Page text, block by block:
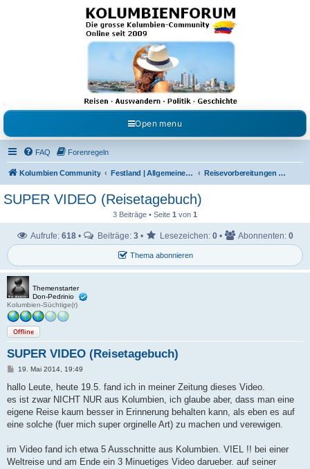
Kolumbienforum - Das
grosse Forum der
Freunde Kolumbiens
Reisen, Auswandern, Kultur, Politik, Geschichte und Visum in Kolumbien und Venezuela.
Austausch, Erfahrungen und Gemeinschaft im Kolumbienforum
Open menu
FAQ Forenregeln
Kolumbien Community Festland | Allgemeine Fragen Reisevorbereitungen & Reiseerfahrungen
SUPER VIDEO (Reisetagebuch)
3 Beiträge • Seite 1 von 1
Thema abonnieren
Aufrufe: 618 • Beiträge: 3 • Lesezeichen: 0 • Abonnenten: 0
Themenstarter
Don-Pedrinio
Kolumbien-Süchtige(r)
Offline
SUPER VIDEO (Reisetagebuch)
B
i
r
a
g
19. Mai 2014, 19:49
hallo Leute, heute 19.5. fand ich in meiner Zeitung dieses Video.
es ist zwar NICHT NUR aus Kolumbien, ich glaube aber, dass man eine
eigene Reise kaum besser in Erinnerung behalten kann, als eben es auf
eine solche (fuer mich super orginelle Art) zu machen und verewigen.
im Video fand ich etwa 5 Ausschnitte aus Kolumbien. VIEL !! bei einer
Weltreise und am Ende ein 3 Minuetiges Video darueber. auf seiner